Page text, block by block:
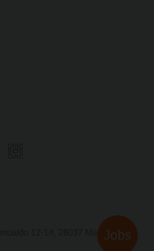
12-14, 28037 MadridJobs